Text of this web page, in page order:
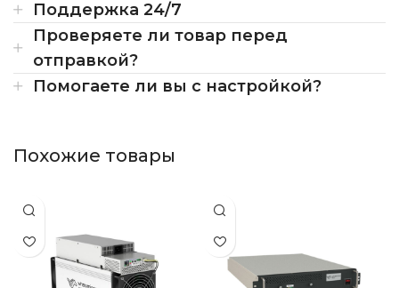
Поддержка 24/7
Проверяете ли товар перед
отправкой?
Помогаете ли вы с настройкой?
Похожие товары